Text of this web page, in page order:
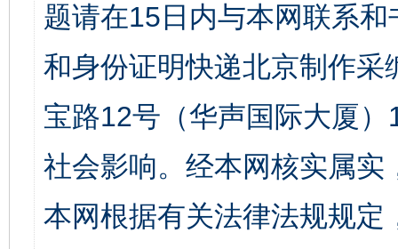
题请在15日内与本网联系
和身份证明快递北京制作
宝路12号（华声国际大厦
社会影响。经本网核实属
本网根据有关法律法规规